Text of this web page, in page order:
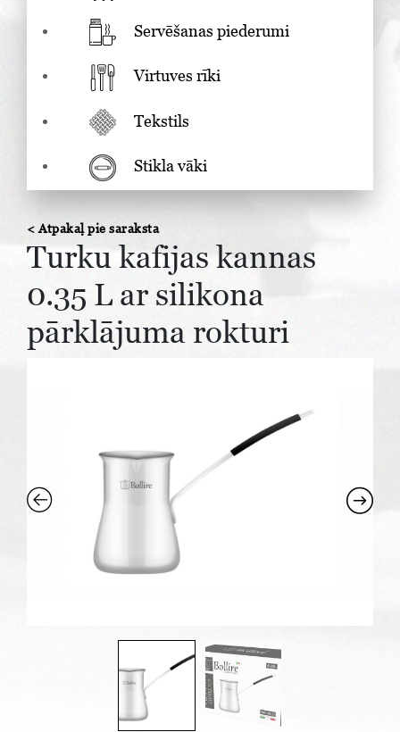
Servēšanas piederumi
Virtuves rīki
Tekstils
Stikla vāki
< Atpakaļ pie saraksta
Turku kafijas kannas
0.35 L ar silikona
pārklājuma rokturi